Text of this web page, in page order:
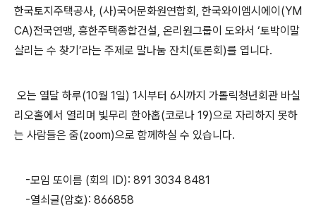
한국토지주택공사, (사)국어문화원연합회, 한국와이엠시에이(YM
CA)전국연맹, 흥한주택종합건설, 온리원그룹이 도와서 ‘토박이말
살리는 수 찾기’라는 주제로 말나눔 잔치(토론회)를 엽니다.
오는 열달 하루(10월 1일) 1시부터 6시까지 가톨릭청년회관 바실
리오홀에서 열리며 빛무리 한아홉(코로나 19)으로 자리하지 못하
는 사람들은 줌(zoom)으로 함께하실 수 있습니다.
-모임 또이름 (회의 ID): 891 3034 8481
-열쇠글(암호): 866858